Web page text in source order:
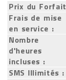
Prix du
Frais de mise
en service :
Nombre
d'heures
incluses :
SMS Illimités :